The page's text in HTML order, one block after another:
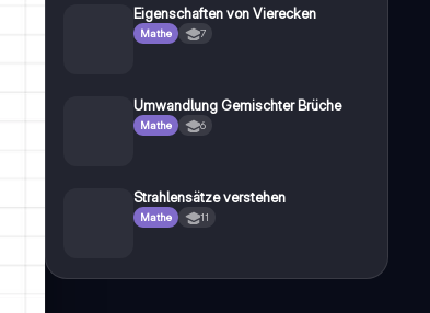
Eigenschaften von Vierecken
Mathe 7
Umwandlung Gemischter Brüche
Mathe 6
Strahlensätze verstehen
Mathe 11